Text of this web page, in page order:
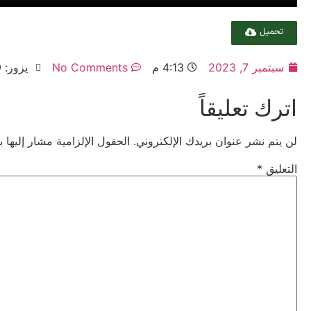
تحميل
سبتمبر 7, 2023 4:13 م No Comments يزور: 449
اترك تعليقاً
لن يتم نشر عنوان بريدك الإلكتروني. الحقول الإلزامية مشار إليها
التعليق *